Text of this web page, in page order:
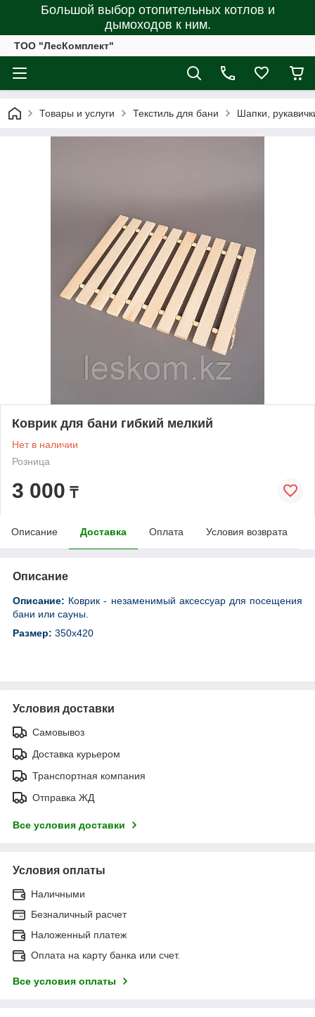
Большой выбор отопительных котлов и
дымоходов к ним.
ТОО "ЛесКомплект"
Товары и услуги Текстиль для бани Шапки,
Коврик для бани гибкий мелкий
Нет в наличии
Розница
3 000 ₸
Описание Доставка Оплата Условия возврата
Описание
Описание: Коврик - незаменимый аксессуар для посещения
бани или сауны.
Размер: 350х420
Условия доставки
Самовывоз
Доставка курьером
Транспортная компания
Отправка ЖД
Все условия доставки
Условия оплаты
Наличными
Безналичный расчет
Наложенный платеж
Оплата на карту банка или счет.
Все условия оплаты